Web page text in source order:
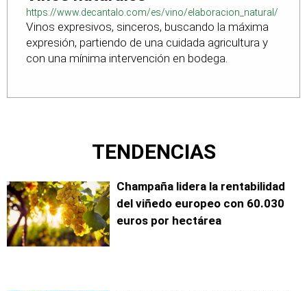
https://www.decantalo.com/es/vino/elaboracion_natural/
Vinos expresivos, sinceros, buscando la máxima
expresión, partiendo de una cuidada agricultura y
con una mínima intervención en bodega.
TENDENCIAS
Champaña lidera la rentabilidad
del viñedo europeo con 60.030
euros por hectárea